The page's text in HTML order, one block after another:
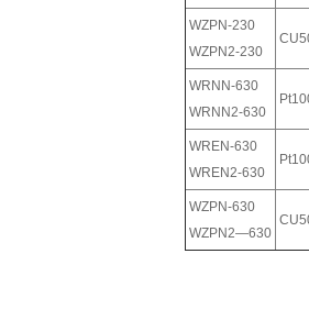
WZPN-230
WZPN2-230
WRNN-630
WRNN2-630
WREN-630
WREN2-630
WZPN-630
WZPN2—630